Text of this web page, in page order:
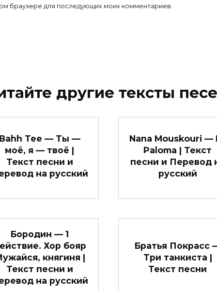
браузере для последующих моих комментариев.
другие тексты
Tee — Ты —
моё, я — твоё |
Текст песни и
на русский
Nana Mouskouri —
Paloma | Текст
песни и Перевод
русский
Бородин — 1
Хор бояр
княгиня |
Текст песни и
на русский
Братья Покрасс
Три танкиста |
Текст песни